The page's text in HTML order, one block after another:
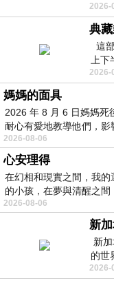
細賞
2026-
典
這
上
景影
2026-
媽媽的面具
2026 年 8 月 6 日媽媽死
耐心有愛地教導他們，
2026-08-06
心安理得
在幻相和現實之間，我
的小孩，在夢與清醒之
2026-08-06
新
新
的世
2026-